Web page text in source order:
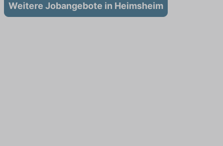
Weitere Jobangebote in Heimsheim